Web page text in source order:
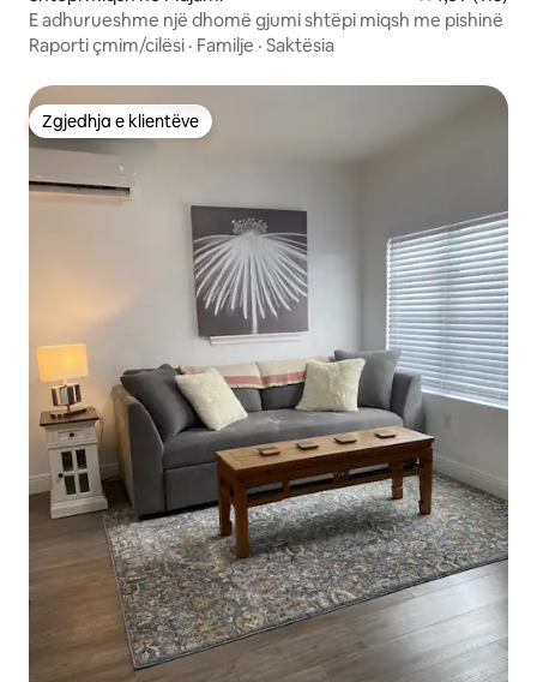
E adhurueshme një dhomë gjumi shtëpi miqsh me pishinë
Raporti çmim/cilësi · Familje · Saktësia
Zgjedhja e klientëve
Zgjedhja e klientëve